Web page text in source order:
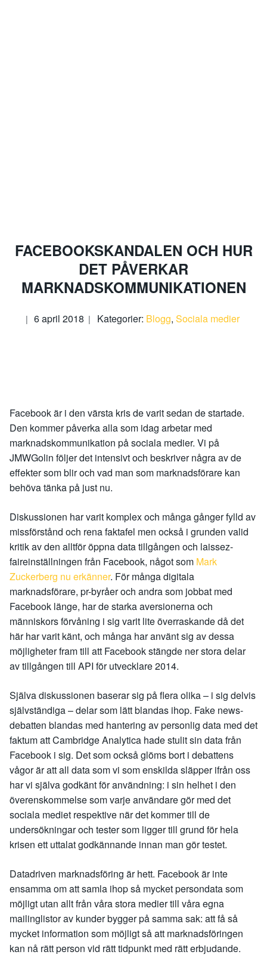
FACEBOOKSKANDALEN OCH HUR
DET PÅVERKAR
MARKNADSKOMMUNIKATIONEN
6 april 2018 Kategorier: Blogg, Sociala medier
Facebook är i den värsta kris de varit sedan de startade.
Den kommer påverka alla som idag arbetar med
marknadskommunikation på sociala medier. Vi på
JMWGolin följer det intensivt och beskriver några av de
effekter som blir och vad man som marknadsförare kan
behöva tänka på just nu.
Diskussionen har varit komplex och många gånger fylld av
missförstånd och rena faktafel men också i grunden valid
kritik av den alltför öppna data tillgången och laissez-
faireinställningen från Facebook, något som Mark
Zuckerberg nu erkänner. För många digitala
marknadsförare, pr-byråer och andra som jobbat med
Facebook länge, har de starka aversionerna och
människors förvåning i sig varit lite överraskande då det
här har varit känt, och många har använt sig av dessa
möjligheter fram till att Facebook stängde ner stora delar
av tillgången till API för utvecklare 2014.
Själva diskussionen baserar sig på flera olika – i sig delvis
självständiga – delar som lätt blandas ihop. Fake news-
debatten blandas med hantering av personlig data med det
faktum att Cambridge Analytica hade stulit sin data från
Facebook i sig. Det som också glöms bort i debattens
vågor är att all data som vi som enskilda släpper ifrån oss
har vi själva godkänt för användning: i sin helhet i den
överenskommelse som varje användare gör med det
sociala mediet respektive när det kommer till de
undersökningar och tester som ligger till grund för hela
krisen ett uttalat godkännande innan man gör testet.
Datadriven marknadsföring är hett. Facebook är inte
ensamma om att samla ihop så mycket persondata som
möjligt utan allt från våra stora medier till våra egna
mailinglistor av kunder bygger på samma sak: att få så
mycket information som möjligt så att marknadsföringen
kan nå rätt person vid rätt tidpunkt med rätt erbjudande.